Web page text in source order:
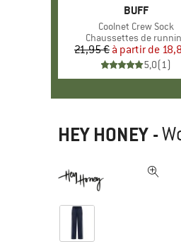
MARQUE
BUFF
Article
Coolnet Crew Sock
Product group
Chaussettes de
Prix
21,95 € Prix
à partir de
5,0(1)
HEY HONEY -